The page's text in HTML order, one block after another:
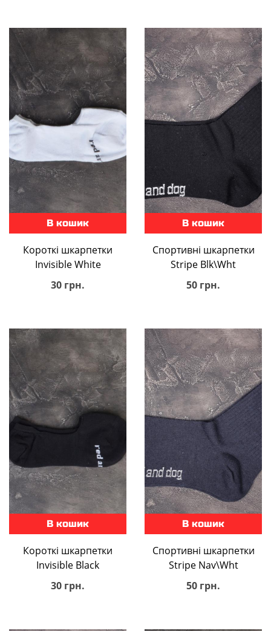
В кошик
Короткі шкарпетки
Invisible White
30 грн.
В кошик
Спортивні шкарпетки
Stripe Blk\Wht
50 грн.
В кошик
Короткі шкарпетки
Invisible Black
30 грн.
В кошик
Спортивні шкарпетки
Stripe Nav\Wht
50 грн.